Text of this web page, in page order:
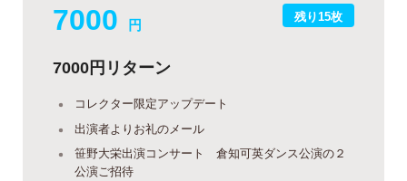
残り15枚
7000 円
7000円リターン
コレクター限定アップデート
出演者よりお礼のメール
笹野大栄出演コンサート 倉知可英ダンス公演の２
公演ご招待